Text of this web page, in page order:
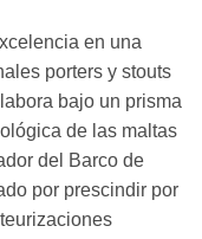
en una
porters y stouts
bajo un prisma
de las maltas
del Barco de
por prescindir por